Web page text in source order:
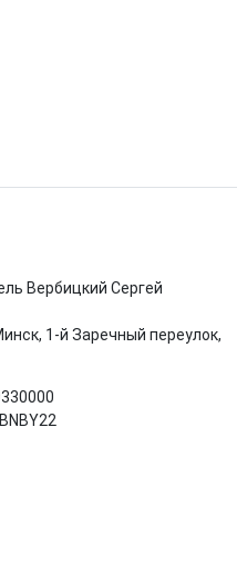
Вербицкий Сергей
1-й Заречный переулок,